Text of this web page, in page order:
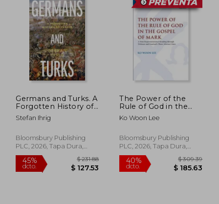
40% $ 103.26 45% $
Germans and Turks. A
Forgotten History of
Europe
Stefan Ihrig
Bloomsbury Publishing
PLC, 2026, Tapa Dura,
Nuevo
The Power of the
Rule of God in the
Gospel of Mark
Ko Woon Lee
Bloomsbury Publishing
PLC, 2026, Tapa Dura,
Nuevo